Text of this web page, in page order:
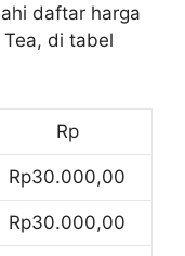
daftar harga
di tabel
Rp
Rp30.000,00
Rp30.000,00